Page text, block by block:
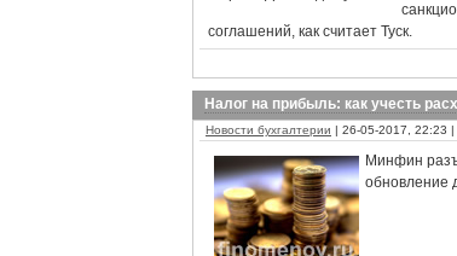
соглашений, как считает Туск.
Налог на прибыль: как учесть
Новости бухгалтерии | 26-05-2017, 22:23 |
Минфин
обновление